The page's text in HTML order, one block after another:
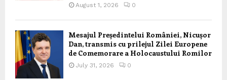
August 1, 2026 0
Mesajul Președintelui României, Nicușor
Dan, transmis cu prilejul Zilei Europene
de Comemorare a Holocaustului Romilor
July 31, 2026 0